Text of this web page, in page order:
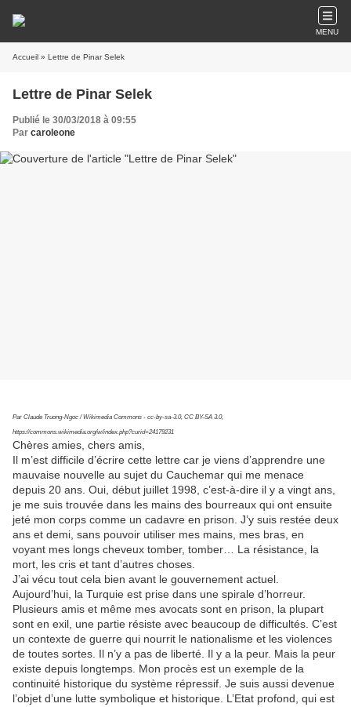
MENU
Accueil » Lettre de Pinar Selek
Lettre de Pinar Selek
Publié le 30/03/2018 à 09:55
Par caroleone
Par Claude Truong-Ngoc / Wikimedia Commons - cc-by-sa-3.0, CC BY-SA 3.0,
https://commons.wikimedia.org/w/index.php?curid=24179231
Chères amies, chers amis,
Il m’est difficile d’écrire cette lettre car je viens d’apprendre une
mauvaise nouvelle au sujet du Cauchemar qui me menace
depuis 20 ans. Oui, début juillet 1998, c’est-à-dire il y a vingt ans,
je me suis trouvée dans les mains des bourreaux qui ont ensuite
jeté mon corps comme un cadavre en prison. J’y suis restée deux
ans et demi, sans pouvoir utiliser mes mains, mes bras, en
voyant mes longs cheveux tomber, tomber… La résistance, la
mort, les cris et tant d’autres choses.
J’ai vécu tout cela bien avant le gouvernement actuel.
Aujourd’hui, la Turquie est prise dans une spirale d’horreur.
Plusieurs amis et même mes avocats sont en prison, la plupart
sont en exil, une partie résiste avec beaucoup de difficultés. C’est
un contexte de guerre qui nourrit le nationalisme et les violences
de toutes sortes. Il n’y a pas de liberté. Il y a la peur. Mais la peur
existe depuis longtemps. Mon procès est un exemple de la
continuité historique du système répressif. Je suis aussi devenue
l’objet d’une lutte symbolique et historique. L’Etat profond, qui est